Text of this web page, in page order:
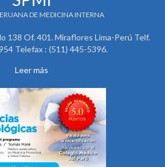
DE MEDICINA INTERNA
138 Of. 401. Miraflores Lima-Perú Telf.
Telefax : (511) 445-5396.
Leer más